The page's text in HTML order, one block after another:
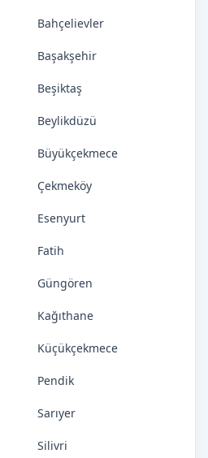
Bahçelievler
Başakşehir
Beşiktaş
Beylikdüzü
Büyükçekmece
Çekmeköy
Esenyurt
Fatih
Güngören
Kağıthane
Küçükçekmece
Pendik
Sarıyer
Silivri